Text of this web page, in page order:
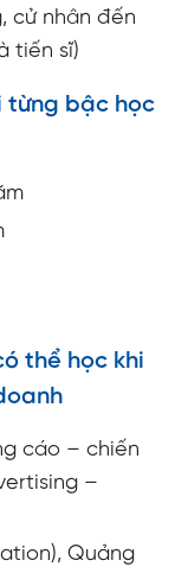
cử nhân đến
tiến sĩ)
từng bậc học
thể học khi
cáo – chiến
–
Quảng